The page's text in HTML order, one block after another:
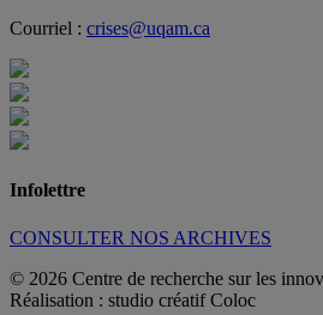
Courriel : crises@uqam.ca
Infolettre
CONSULTER NOS ARCHIVES
© 2026 Centre de recherche sur les
Réalisation : studio créatif Coloc